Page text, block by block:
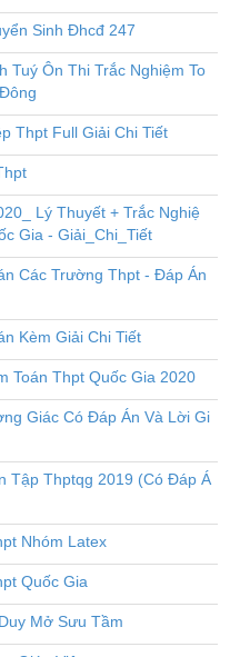
Sinh Đhcđ 247
Tuý Ôn Thi Trắc Nghiệm To
Thpt Full Giải Chi Tiết
Lý Thuyết + Trắc Nghiệ
Gia - Giải_Chi_Tiết
Các Trường Thpt - Đáp Án
Kèm Giải Chi Tiết
Toán Thpt Quốc Gia 2020
Giác Có Đáp Án Và Lời Gi
Tập Thptqg 2019 (Có Đáp Á
Nhóm Latex
Quốc Gia
Mở Sưu Tầm